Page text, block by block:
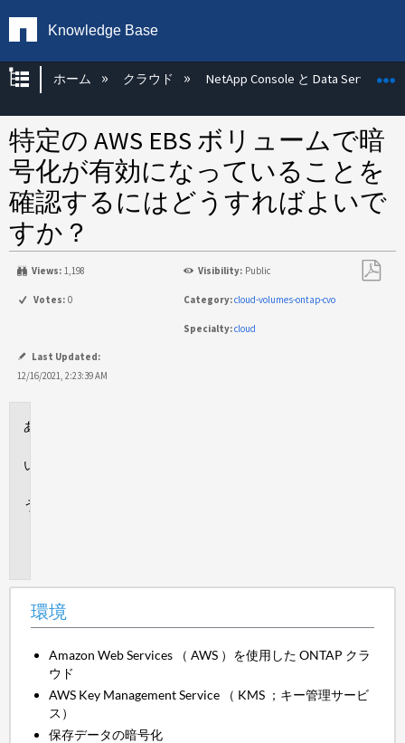
Knowledge Base
グローバル階層を展開/折りたたむ
ホーム クラウド NetApp Console と Data Services
特定の AWS EBS ボリュームで暗
号化が有効になっていることを
確認するにはどうすればよいで
すか？
Views: 1,198 Visibility: Public
Votes: 0 Category:cloud-volumes-ontap-cvo
Specialty:cloud
Last Updated:
12/16/2021, 2:23:39 AM
環境
Amazon Web Services （ AWS ）を使用した ONTAP クラ
ウド
AWS Key Management Service （ KMS ；キー管理サービ
ス）
保存データの暗号化